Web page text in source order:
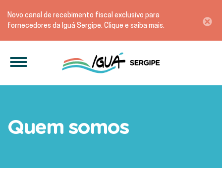
Novo canal de recebimento fiscal exclusivo para
fornecedores da Iguá Sergipe. Clique e saiba mais.
Quem somos